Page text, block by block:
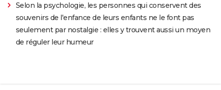
Selon la psychologie, les personnes qui conservent des
souvenirs de l'enfance de leurs enfants ne le font pas
seulement par nostalgie : elles y trouvent aussi un moyen
de réguler leur humeur